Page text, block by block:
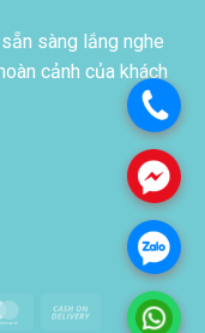
sàng lắng nghe
cảnh của khách
MasterCardCash
.
.
.
.